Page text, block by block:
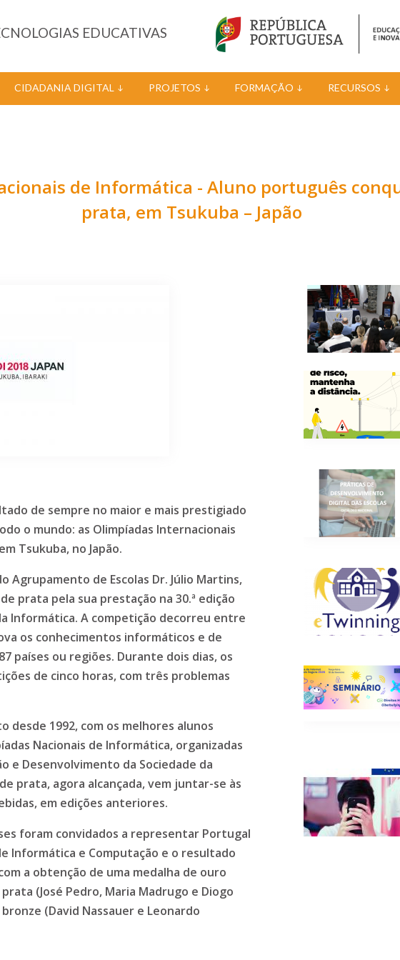
EDUCATIVAS
CIDADANIA DIGITAL PROJETOS FORMAÇÃO RECURSOS
de Informática - Aluno português
prata, em Tsukuba – Japão
de sempre no maior e mais prestigiado
o mundo: as Olimpíadas Internacionais
Tsukuba, no Japão.
Agrupamento de Escolas Dr. Júlio Martins,
prata pela sua prestação na 30.ª edição
Informática. A competição decorreu entre
os conhecimentos informáticos e de
países ou regiões. Durante dois dias, os
de cinco horas, com três problemas
1992, com os melhores alunos
Nacionais de Informática, organizadas
e Desenvolvimento da Sociedade da
prata, agora alcançada, vem juntar-se às
em edições anteriores.
foram convidados a representar Portugal
Informática e Computação e o resultado
a obtenção de uma medalha de ouro
(José Pedro, Maria Madrugo e Diogo
(David Nassauer e Leonardo